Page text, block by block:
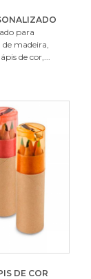
para
de madeira,
de cor,...
DE COR